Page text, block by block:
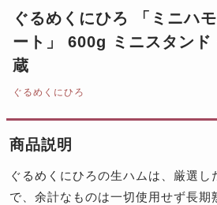
ぐるめくにひろ 「ミニハ
ート」 600g ミニスタン
蔵
ぐるめくにひろ
商品説明
ぐるめくにひろの生ハムは、厳選し
で、余計なものは一切使用せず長期